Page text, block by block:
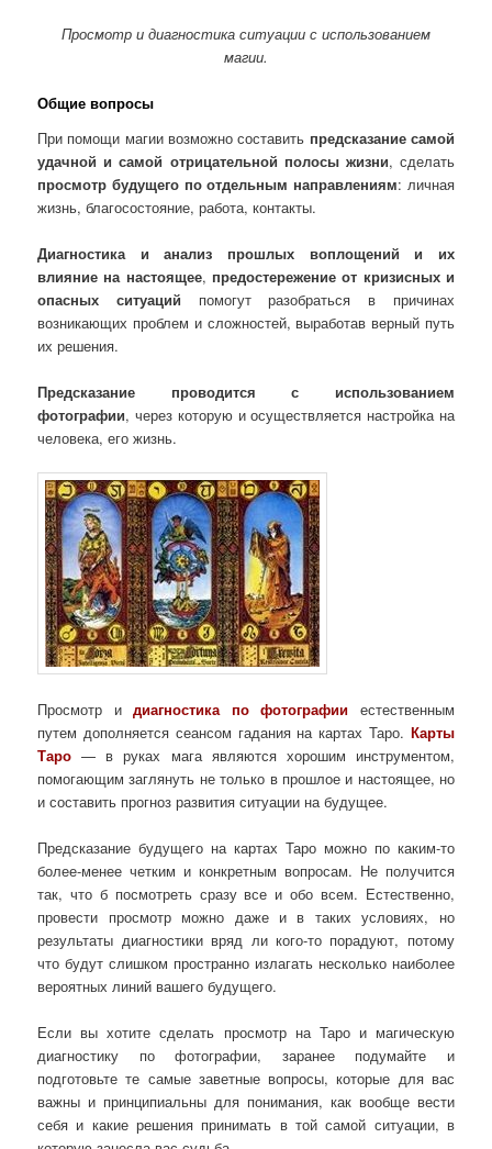
Просмотр и диагностика ситуации с использованием
магии.
Общие вопросы
При помощи магии возможно составить предсказание самой
удачной и самой отрицательной полосы жизни, сделать
просмотр будущего по отдельным направлениям: личная
жизнь, благосостояние, работа, контакты.
Диагностика и анализ прошлых воплощений и их
влияние на настоящее, предостережение от кризисных и
опасных ситуаций помогут разобраться в причинах
возникающих проблем и сложностей, выработав верный путь
их решения.
Предсказание проводится с использованием
фотографии, через которую и осуществляется настройка на
человека, его жизнь.
Просмотр идиагностика по фотографии естественным
путем дополняется сеансом гадания на картах Таро. Карты
Таро — в руках мага являются хорошим инструментом,
помогающим заглянуть не только в прошлое и настоящее, но
и составить прогноз развития ситуации на будущее.
Предсказание будущего на картах Таро можно по каким-то
более-менее четким и конкретным вопросам. Не получится
так, что б посмотреть сразу все и обо всем. Естественно,
провести просмотр можно даже и в таких условиях, но
результаты диагностики вряд ли кого-то порадуют, потому
что будут слишком пространно излагать несколько наиболее
вероятных линий вашего будущего.
Если вы хотите сделать просмотр на Таро и магическую
диагностику по фотографии, заранее подумайте и
подготовьте те самые заветные вопросы, которые для вас
важны и принципиальны для понимания, как вообще вести
себя и какие решения принимать в той самой ситуации, в